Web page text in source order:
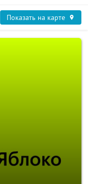
Показать на карте